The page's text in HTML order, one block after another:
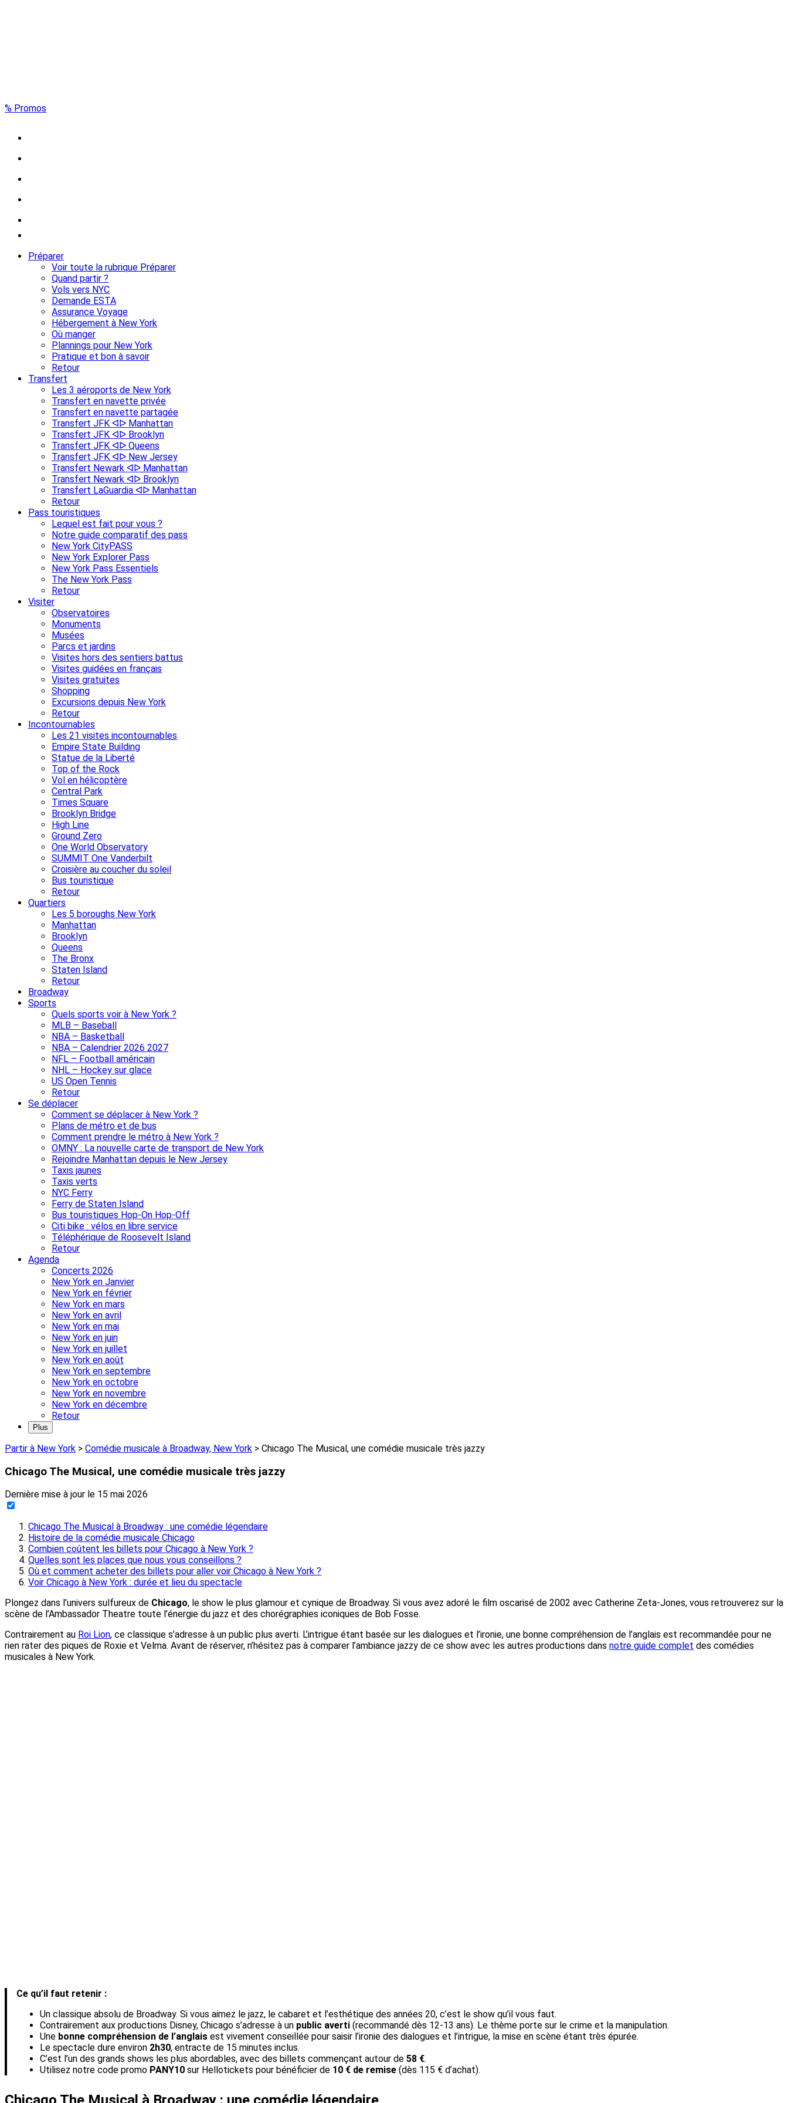
% Promos
Préparer
Voir toute la rubrique Préparer
Quand partir ?
Vols vers NYC
Demande ESTA
Assurance Voyage
Hébergement à New York
Où manger
Plannings pour New York
Pratique et bon à savoir
Retour
Transfert
Les 3 aéroports de New York
Transfert en navette privée
Transfert en navette partagée
Transfert JFK ᐊᐅ Manhattan
Transfert JFK ᐊᐅ Brooklyn
Transfert JFK ᐊᐅ Queens
Transfert JFK ᐊᐅ New Jersey
Transfert Newark ᐊᐅ Manhattan
Transfert Newark ᐊᐅ Brooklyn
Transfert LaGuardia ᐊᐅ Manhattan
Retour
Pass touristiques
Lequel est fait pour vous ?
Notre guide comparatif des pass
New York CityPASS
New York Explorer Pass
New York Pass Essentiels
The New York Pass
Retour
Visiter
Observatoires
Monuments
Musées
Parcs et jardins
Visites hors des sentiers battus
Visites guidées en français
Visites gratuites
Shopping
Excursions depuis New York
Retour
Incontournables
Les 21 visites incontournables
Empire State Building
Statue de la Liberté
Top of the Rock
Vol en hélicoptère
Central Park
Times Square
Brooklyn Bridge
High Line
Ground Zero
One World Observatory
SUMMIT One Vanderbilt
Croisière au coucher du soleil
Bus touristique
Retour
Quartiers
Les 5 boroughs New York
Manhattan
Brooklyn
Queens
The Bronx
Staten Island
Retour
Broadway
Sports
Quels sports voir à New York ?
MLB – Baseball
NBA – Basketball
NBA – Calendrier 2026 2027
NFL – Football américain
NHL – Hockey sur glace
US Open Tennis
Retour
Se déplacer
Comment se déplacer à New York ?
Plans de métro et de bus
Comment prendre le métro à New York ?
OMNY : La nouvelle carte de transport de New York
Rejoindre Manhattan depuis le New Jersey
Taxis jaunes
Taxis verts
NYC Ferry
Ferry de Staten Island
Bus touristiques Hop-On Hop-Off
Citi bike : vélos en libre service
Téléphérique de Roosevelt Island
Retour
Agenda
Concerts 2026
New York en Janvier
New York en février
New York en mars
New York en avril
New York en mai
New York en juin
New York en juillet
New York en août
New York en septembre
New York en octobre
New York en novembre
New York en décembre
Retour
Plus
Partir à New York > Comédie musicale à Broadway, New York > Chicago The Musical, une comédie musicale très jazzy
Chicago The Musical, une comédie musicale très jazzy
Dernière mise à jour le 15 mai 2026
Chicago The Musical à Broadway : une comédie légendaire
Histoire de la comédie musicale Chicago
Combien coûtent les billets pour Chicago à New York ?
Quelles sont les places que nous vous conseillons ?
Où et comment acheter des billets pour aller voir Chicago à New York ?
Voir Chicago à New York : durée et lieu du spectacle
Plongez dans l’univers sulfureux de Chicago, le show le plus glamour et cynique de Broadway. Si vous avez adoré le film oscarisé de 2002 avec Catherine Zeta-Jones, vous retrouverez sur la
scène de l’Ambassador Theatre toute l’énergie du jazz et des chorégraphies iconiques de Bob Fosse.
Contrairement au Roi Lion, ce classique s’adresse à un public plus averti. L’intrigue étant basée sur les dialogues et l’ironie, une bonne compréhension de l’anglais est recommandée pour ne
rien rater des piques de Roxie et Velma. Avant de réserver, n’hésitez pas à comparer l’ambiance jazzy de ce show avec les autres productions dans notre guide complet des comédies
musicales à New York.
Ce qu’il faut retenir :
Un classique absolu de Broadway. Si vous aimez le jazz, le cabaret et l’esthétique des années 20, c’est le show qu’il vous faut.
Contrairement aux productions Disney, Chicago s’adresse à un public averti (recommandé dès 12-13 ans). Le thème porte sur le crime et la manipulation.
Une bonne compréhension de l’anglais est vivement conseillée pour saisir l’ironie des dialogues et l’intrigue, la mise en scène étant très épurée.
Le spectacle dure environ 2h30, entracte de 15 minutes inclus.
C’est l’un des grands shows les plus abordables, avec des billets commençant autour de 58 €.
Utilisez notre code promo PANY10 sur Hellotickets pour bénéficier de 10 € de remise (dès 115 € d’achat).